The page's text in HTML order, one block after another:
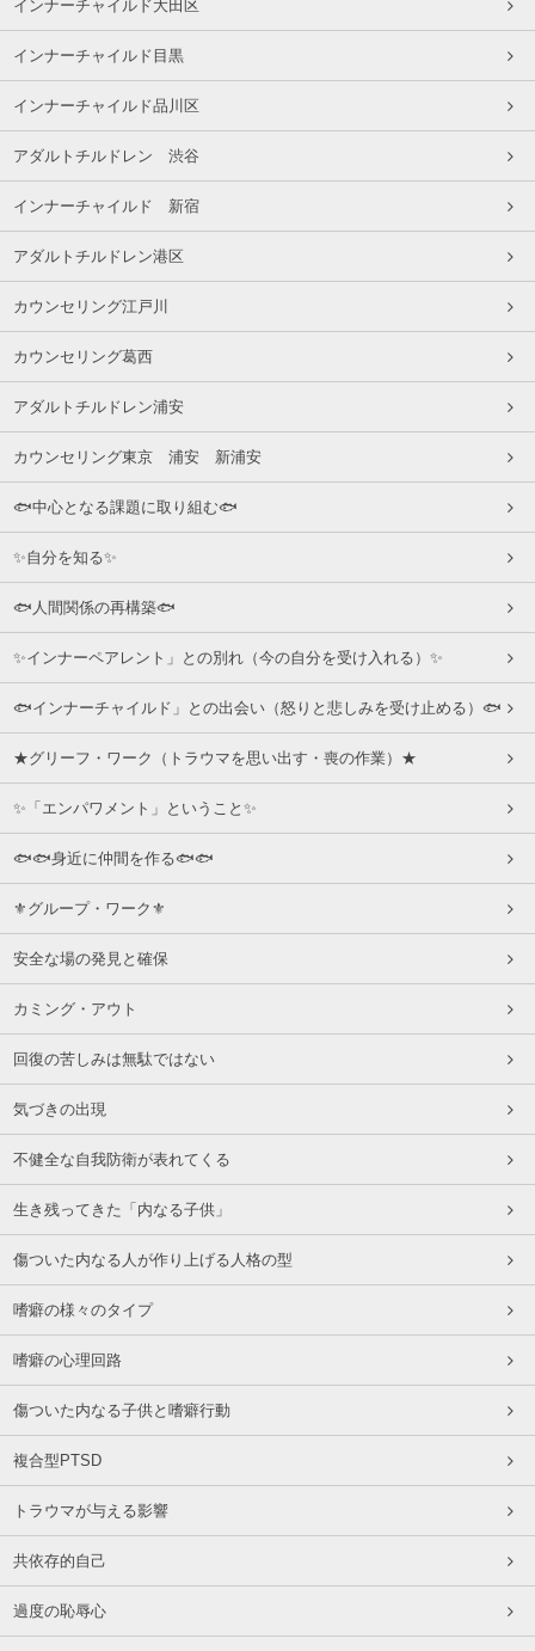
インナーチャイルド大田区
インナーチャイルド目黒
インナーチャイルド品川区
アダルトチルドレン 渋谷
インナーチャイルド 新宿
アダルトチルドレン港区
カウンセリング江戸川
カウンセリング葛西
アダルトチルドレン浦安
カウンセリング東京 浦安 新浦安
🐟中心となる課題に取り組む🐟
✨自分を知る✨
🐟人間関係の再構築🐟
✨インナーペアレント」との別れ（今の自分を受け入れる）✨
🐟インナーチャイルド」との出会い（怒りと悲しみを受け止める）🐟
★グリーフ・ワーク（トラウマを思い出す・喪の作業）★
✨「エンパワメント」ということ✨
🐟🐟身近に仲間を作る🐟🐟
⚜グループ・ワーク⚜
安全な場の発見と確保
カミング・アウト
回復の苦しみは無駄ではない
気づきの出現
不健全な自我防衛が表れてくる
生き残ってきた「内なる子供」
傷ついた内なる人が作り上げる人格の型
嗜癖の様々のタイプ
嗜癖の心理回路
傷ついた内なる子供と嗜癖行動
複合型PTSD
トラウマが与える影響
共依存的自己
過度の恥辱心